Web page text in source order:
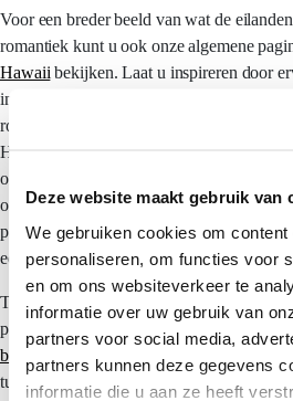
Deze website maakt gebruik van
We gebruiken cookies om
personaliseren, om functies voor
en om ons websiteverkeer te
informatie over uw gebruik van
partners voor social media,
partners kunnen deze gegevens
informatie die u aan ze heeft
Voor een breder beeld van wat de
romantiek kunt u ook onze algemene
Hawaii bekijken. Laat u inspireren door
in onze
romantische reizen naar Hawaii aan bod
Hawaii ook bekende eilanden als Bora
onze informatie over een
oriënteert op een huwelijksreis naar
paradijzen in de eilanden van de Stille
eenhuwelijksreis naar de Cook Eilanden .
Twijfelt u nog tussen een huwelijksreis
paradijs in de eilanden van de Stille
bestemmingen in de Pacific
voor een
tussen een huwelijksreis naar Hawaii of